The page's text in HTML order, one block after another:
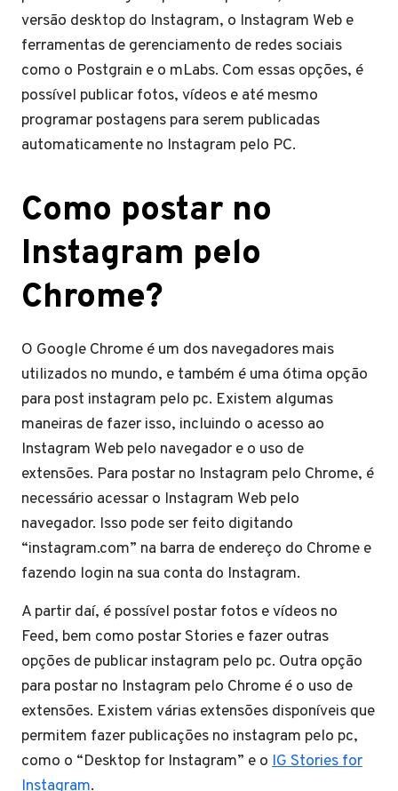
versão desktop do Instagram, o Instagram Web e
ferramentas de gerenciamento de redes sociais
como o Postgrain e o mLabs. Com essas opções, é
possível publicar fotos, vídeos e até mesmo
programar postagens para serem publicadas
automaticamente no Instagram pelo PC.
Como postar no
Instagram pelo
Chrome?
O Google Chrome é um dos navegadores mais
utilizados no mundo, e também é uma ótima opção
para post instagram pelo pc. Existem algumas
maneiras de fazer isso, incluindo o acesso ao
Instagram Web pelo navegador e o uso de
extensões. Para postar no Instagram pelo Chrome, é
necessário acessar o Instagram Web pelo
navegador. Isso pode ser feito digitando
“instagram.com” na barra de endereço do Chrome e
fazendo login na sua conta do Instagram.
A partir daí, é possível postar fotos e vídeos no
Feed, bem como postar Stories e fazer outras
opções de publicar instagram pelo pc. Outra opção
para postar no Instagram pelo Chrome é o uso de
extensões. Existem várias extensões disponíveis que
permitem fazer publicações no instagram pelo pc,
como o “Desktop for Instagram” e o IG Stories for
Instagram.